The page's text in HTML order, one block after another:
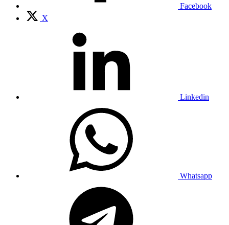
Facebook
X
Linkedin
Whatsapp